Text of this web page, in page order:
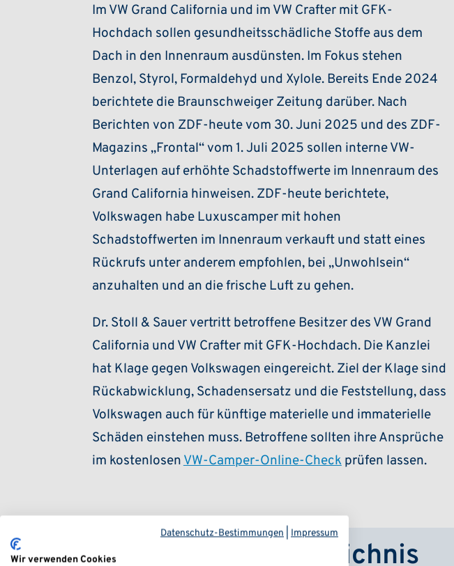
Im VW Grand California und im VW Crafter mit GFK-
Hochdach sollen gesundheitsschädliche Stoffe aus dem
Dach in den Innenraum ausdünsten. Im Fokus stehen
Benzol, Styrol, Formaldehyd und Xylole. Bereits Ende 2024
berichtete die Braunschweiger Zeitung darüber. Nach
Berichten von ZDF-heute vom 30. Juni 2025 und des ZDF-
Magazins „Frontal“ vom 1. Juli 2025 sollen interne VW-
Unterlagen auf erhöhte Schadstoffwerte im Innenraum des
Grand California hinweisen. ZDF-heute berichtete,
Volkswagen habe Luxuscamper mit hohen
Schadstoffwerten im Innenraum verkauft und statt eines
Rückrufs unter anderem empfohlen, bei „Unwohlsein“
anzuhalten und an die frische Luft zu gehen.
Dr. Stoll & Sauer vertritt betroffene Besitzer des VW Grand
California und VW Crafter mit GFK-Hochdach. Die Kanzlei
hat Klage gegen Volkswagen eingereicht. Ziel der Klage sind
Rückabwicklung, Schadensersatz und die Feststellung, dass
Volkswagen auch für künftige materielle und immaterielle
Schäden einstehen muss. Betroffene sollten ihre Ansprüche
im kostenlosen VW-Camper-Online-Checkprüfen lassen.
Inhaltsverzeichnis
Datenschutz-Bestimmungen Impressum
Wir verwenden Cookies